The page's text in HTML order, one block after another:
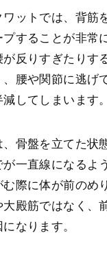
ットでは、背筋
することが非常
反りすぎたりす
腰や関節に逃げ
してしまいます。
骨盤を立てた状
が一直線になるよ
む際に体が前のめ
殿筋ではなく、
なります。